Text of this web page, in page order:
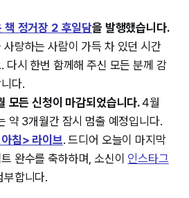
책 정거장 2 후일담을 발행했습니다.
사랑하는 사람이 가득 차 있던 시간
다시 한번 함께해 주신 모든 분께 감
다.
든 신청이 마감되었습니다.4월
약 3개월간 잠시 멈출 예정입니다.
침> 라이브. 드디어 오늘이 마지막
완수를 축하하며, 소신이 인스타그
부합니다.